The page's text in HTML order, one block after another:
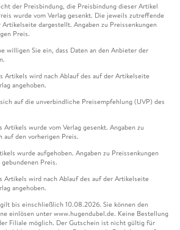
der Preisbindung, die Preisbindung dieser Artikel
wurde vom Verlag gesenkt. Die jeweils zutreffende
dargestellt. Angaben zu Preissenkungen
Preis.
willigen Sie ein, dass Daten an den Anbieter der
Artikels wird nach Ablauf des auf der Artikelseite
angehoben.
auf die unverbindliche Preisempfehlung (UVP) des
Artikels wurde vom Verlag gesenkt. Angaben zu
auf den vorherigen Preis.
wurde aufgehoben. Angaben zu Preissenkungen
Preis.
Artikels wird nach Ablauf des auf der Artikelseite
angehoben.
bis einschließlich 10.08.2026. Sie können den
einlösen unter www.hugendubel.de. Keine Bestellung
Filiale möglich. Der Gutschein ist nicht gültig für